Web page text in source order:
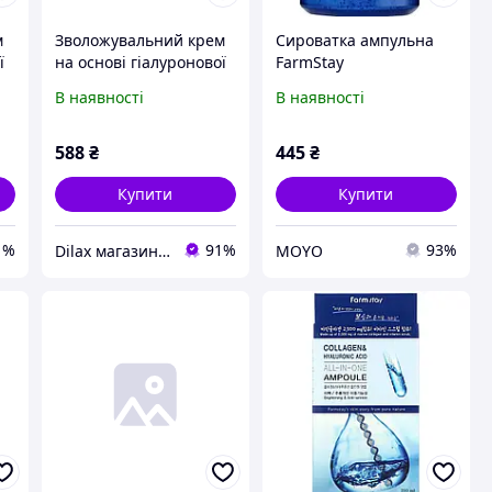
Зволожувальний крем
на основі гіалуронової
Hyaluronic Acid Super
(919811-2)
В наявності
588 ₴
Купити
Dilax магазин брендових дитячих іграшок та товарів для батьків. 91%
Сироватка ампульна
FarmStay
Acid All-In One Ampoule
В наявності
445₴
Купити
MOYO 93%